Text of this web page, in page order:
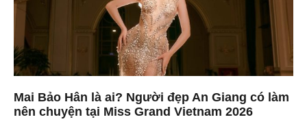
Mai Bảo Hân là ai? Người đẹp An Giang có làm
nên chuyện tại Miss Grand Vietnam 2026